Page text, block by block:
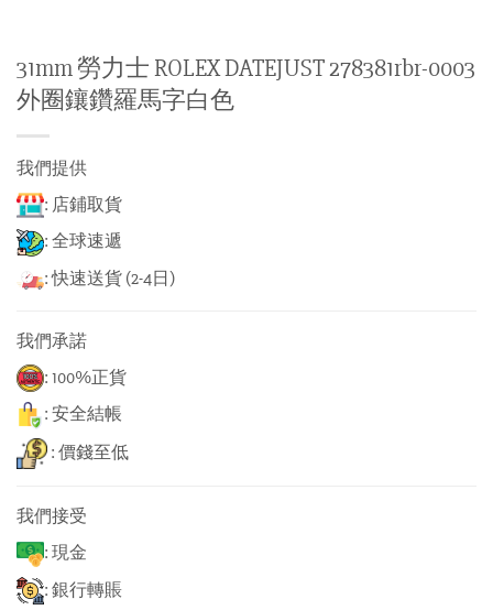
31mm 勞力士 ROLEX DATEJUST 278381rbr-0003
外圈鑲鑽羅馬字白色
我們提供
: 店鋪取貨
: 全球速遞
: 快速送貨 (2-4日)
我們承諾
: 100%正貨
: 安全結帳
: 價錢至低
我們接受
: 現金
: 銀行轉賬